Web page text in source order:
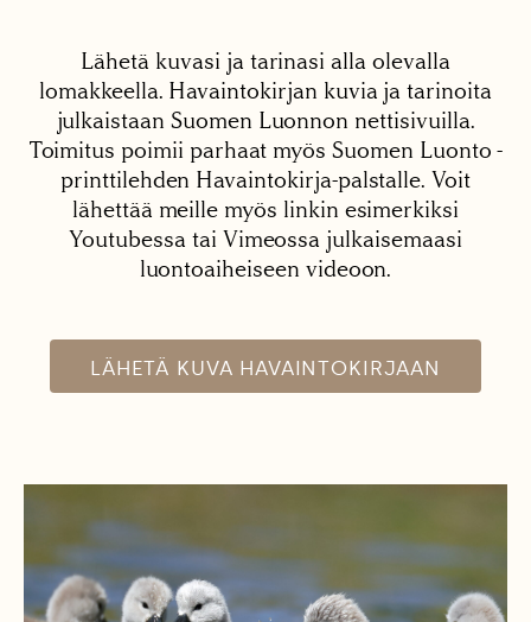
Lähetä kuvasi ja tarinasi alla olevalla
lomakkeella. Havaintokirjan kuvia ja tarinoita
julkaistaan Suomen Luonnon nettisivuilla.
Toimitus poimii parhaat myös Suomen Luonto -
printtilehden Havaintokirja-palstalle. Voit
lähettää meille myös linkin esimerkiksi
Youtubessa tai Vimeossa julkaisemaasi
luontoaiheiseen videoon.
LÄHETÄ KUVA HAVAINTOKIRJAAN